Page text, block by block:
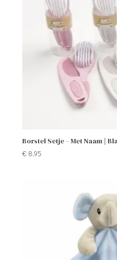
Borstel Setje – Met Naam |
€ 8,95